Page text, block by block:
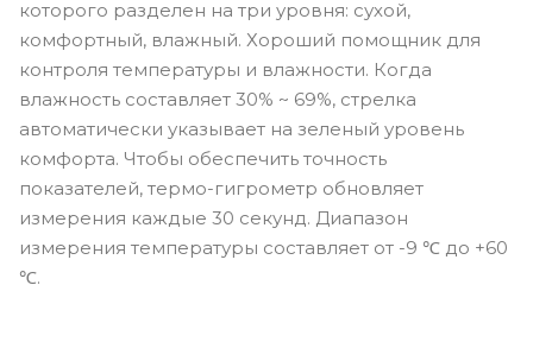
которого разделен на три уровня: сухой,
комфортный, влажный. Хороший помощник для
контроля температуры и влажности. Когда
влажность составляет 30% ~ 69%, стрелка
автоматически указывает на зеленый уровень
комфорта. Чтобы обеспечить точность
показателей, термо-гигрометр обновляет
измерения каждые 30 секунд. Диапазон
измерения температуры составляет от -9 ℃ до +60
℃.